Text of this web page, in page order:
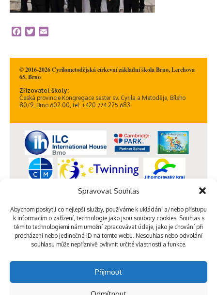
Spravovat Souhlas
Abychom poskytli co nejlepší služby, používáme k ukládání a/nebo přístupu
k informacím o zařízení, technologie jako jsou soubory cookies. Souhlas s
těmito technologiemi nám umožní zpracovávat údaje, jako je chování při
procházení nebo jedinečná ID na tomto webu. Nesouhlas nebo odvolání
souhlasu může nepříznivě ovlivnit určité vlastnosti a funkce.
Příjmout
Facebook
Twitter
© 2016-2026 Cyrilometodějská církevní základní škola Brno, Lerchova
65, Brno
Zřizovatel školy:
Česká provincie Kongregace sester sv. Cyrila a Metoděje, Bíleho
80/9, Brno 602 00, tel: +420 774 225 683